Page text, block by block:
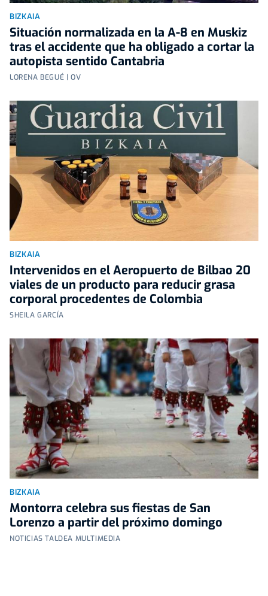
BIZKAIA
Situación normalizada en la A-8 en Muskiz
tras el accidente que ha obligado a cortar la
autopista sentido Cantabria
LORENA BEGUÉ | OV
BIZKAIA
Intervenidos en el Aeropuerto de Bilbao 20
viales de un producto para reducir grasa
corporal procedentes de Colombia
SHEILA GARCÍA
BIZKAIA
Montorra celebra sus fiestas de San
Lorenzo a partir del próximo domingo
NOTICIAS TALDEA MULTIMEDIA